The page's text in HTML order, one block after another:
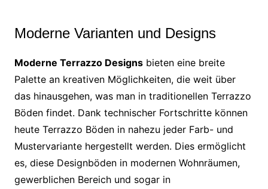
Moderne Varianten und Designs
Moderne Terrazzo Designsbieten eine breite
Palette an kreativen Möglichkeiten, die weit über
das hinausgehen, was man in traditionellen Terrazzo
Böden findet. Dank technischer Fortschritte können
heute Terrazzo Böden in nahezu jeder Farb- und
Mustervariante hergestellt werden. Dies ermöglicht
es, diese Designböden in modernen Wohnräumen,
gewerblichen Bereich und sogar in